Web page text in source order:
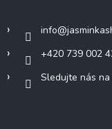
info@
+420 739 002
Sledujte nás